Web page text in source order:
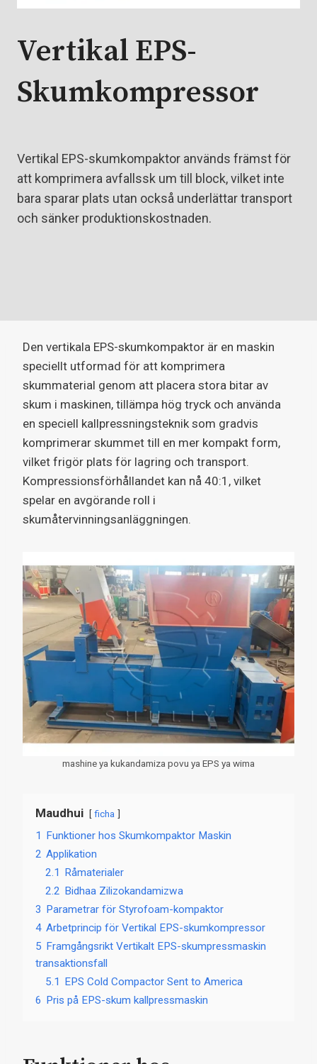
Vertikal EPS-
Skumkompressor
Vertikal EPS-skumkompaktor används främst för
att komprimera avfallssk um till block, vilket inte
bara sparar plats utan också underlättar transport
och sänker produktionskostnaden.
Den vertikala EPS-skumkompaktor är en maskin
speciellt utformad för att komprimera
skummaterial genom att placera stora bitar av
skum i maskinen, tillämpa hög tryck och använda
en speciell kallpressningsteknik som gradvis
komprimerar skummet till en mer kompakt form,
vilket frigör plats för lagring och transport.
Kompressionsförhållandet kan nå 40:1, vilket
spelar en avgörande roll i
skumåtervinningsanläggningen.
mashine ya kukandamiza povu ya EPS ya wima
Maudhui ficha
1 Funktioner hos Skumkompaktor Maskin
2 Applikation
2.1 Råmaterialer
2.2 Bidhaa Zilizokandamizwa
3 Parametrar för Styrofoam-kompaktor
4 Arbetprincip för Vertikal EPS-skumkompressor
5 Framgångsrikt Vertikalt EPS-skumpressmaskin
transaktionsfall
5.1 EPS Cold Compactor Sent to America
6 Pris på EPS-skum kallpressmaskin